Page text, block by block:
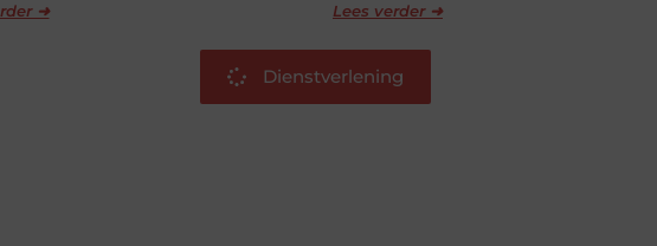
➜ Lees verder ➜
Dienstverlening